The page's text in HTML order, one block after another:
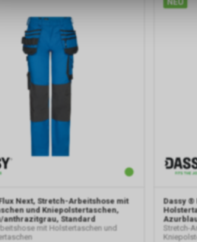
Next, Stretch-Arbeitshose mit
und Kniepolstertaschen,
anthrazitgrau, Standard
mit Holstertaschen und
NEU
Dassy ®
Stretch-
Google Analytics
Diese Website benutzt Google Analytics,
Inc. ("Google"). Google Analytics verwendet
Ihrem Computer gespeichert werden und die
Website durch Sie ermöglichen. Die durch
über Ihre Benutzung dieser Website werden
Google in den USA übertragen und dort
Google Tag Manager
Der Google Tag Manager ermöglicht es uns,
zentrale Benutzeroberfläche zu verwalten.
Google Analytics und andere Google-
Informationen zur Verarbeitung
verweisen wir auf die entsprechenden
Nutzungsrichtlinien: https://